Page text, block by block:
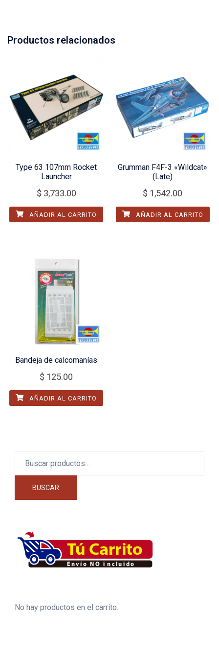
Productos relacionados
Type 63 107mm Rocket
Launcher
$ 3,733.00
AÑADIR AL CARRITO
Grumman F4F-3 «Wildcat»
(Late)
$ 1,542.00
AÑADIR AL CARRITO
Bandeja de calcomanías
$ 125.00
AÑADIR AL CARRITO
BUSCAR
No hay productos en el carrito.